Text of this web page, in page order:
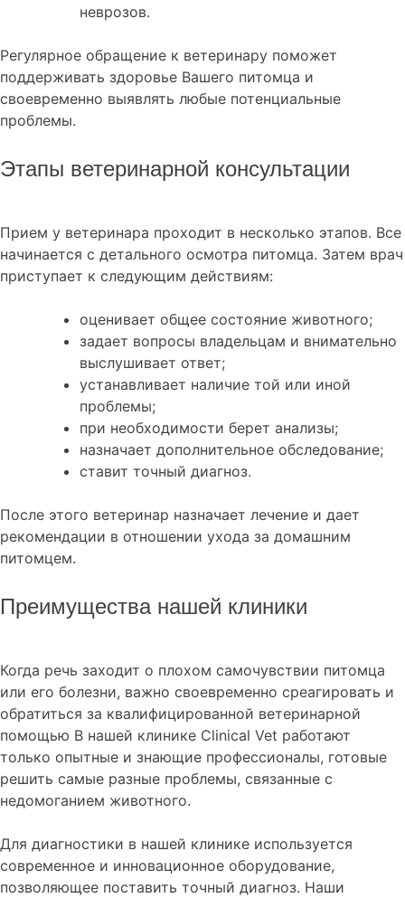
неврозов.
Регулярное обращение к ветеринару поможет
поддерживать здоровье Вашего питомца и
своевременно выявлять любые потенциальные
проблемы.
Этапы ветеринарной консультации
Прием у ветеринара проходит в несколько этапов. Все
начинается с детального осмотра питомца. Затем врач
приступает к следующим действиям:
оценивает общее состояние животного;
задает вопросы владельцам и внимательно
выслушивает ответ;
устанавливает наличие той или иной
проблемы;
при необходимости берет анализы;
назначает дополнительное обследование;
ставит точный диагноз.
После этого ветеринар назначает лечение и дает
рекомендации в отношении ухода за домашним
питомцем.
Преимущества нашей клиники
Когда речь заходит о плохом самочувствии питомца
или его болезни, важно своевременно среагировать и
обратиться за квалифицированной ветеринарной
помощью В нашей клинике Clinical Vet работают
только опытные и знающие профессионалы, готовые
решить самые разные проблемы, связанные с
недомоганием животного.
Для диагностики в нашей клинике используется
современное и инновационное оборудование,
позволяющее поставить точный диагноз. Наши